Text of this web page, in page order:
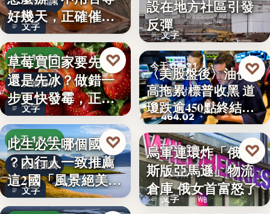
文字
好幾天，正確催熟
方法一次…
今天 18:42
食物保存
文字
草莓買回家要先洗
還是先冰？做錯一
步更快發霉，正確
保存方式…
♡
今天 18:40
旅遊推薦
文字
此生必去哪個國家
？內行人一致推薦
這2國「風景絕美、
美食好…
♡
社會反彈
文字
設在地方社區引發
反彈
今天 06:31
美股財經
464.02
〈美股盤後〉油價走
高拖累 標普收黑 道
瓊跌逾450點終結…
♡
今天 06:30
俄烏戰爭
文字
烏軍連環炸「俄羅
斯版亞馬遜」物流
倉庫 俄女首富怒了
♡